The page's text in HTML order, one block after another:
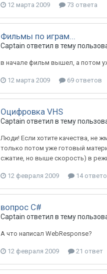
12 марта 2009 73 ответа
Фильмы по играм...
Captain ответил в тему
в начале фильм вышел, а потом
12 марта 2009 69 ответов
Оцифровка VHS
Captain ответил в тему
Люди! Если хотите качества, не
только потом уже готовый
сжатие, но выше скорость) в
12 февраля 2009 14
вопрос С#
Captain ответил в тему
А что написал WebResponse?
12 февраля 2009 21 ответ